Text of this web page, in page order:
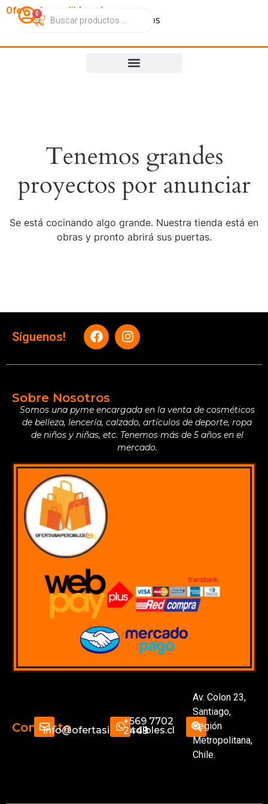
OfertasImperdibles.cl
CatálogoContactoNosotros
0
Tenemos grandes
proyectos por anunciar
Se está cocinando algo grande. Nuestra tienda está en
obras y pronto abrirá sus puertas.
Síguenos!
Sobre Nosotros
Somos una pyme encargada en la venta de cosméticos
de belleza, lencería, calzado, artículos de deporte, ropa
de niños y niñas, etc. Tenemos más de 5 años en el
mercado.
Contactoinfo@ofertasimperdibles.cl
+569 7702
2449
Av. Colon 23,
Santiago,
Región
Metropolitana,
Chile.